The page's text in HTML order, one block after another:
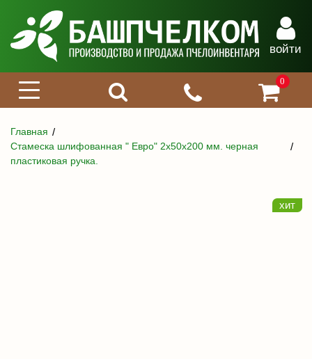
войти
0
Главная
Стамеска шлифованная " Евро" 2х50х200 мм. черная
пластиковая ручка.
хит